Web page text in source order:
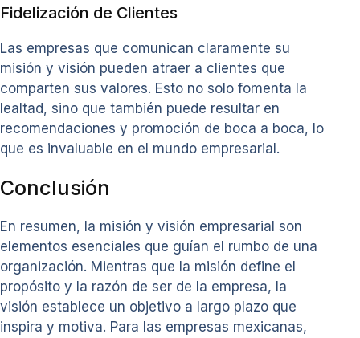
Fidelización de Clientes
Las empresas que comunican claramente su
misión y visión pueden atraer a clientes que
comparten sus valores. Esto no solo fomenta la
lealtad, sino que también puede resultar en
recomendaciones y promoción de boca a boca, lo
que es invaluable en el mundo empresarial.
Conclusión
En resumen, la misión y visión empresarial son
elementos esenciales que guían el rumbo de una
organización. Mientras que la misión define el
propósito y la razón de ser de la empresa, la
visión establece un objetivo a largo plazo que
inspira y motiva. Para las empresas mexicanas,